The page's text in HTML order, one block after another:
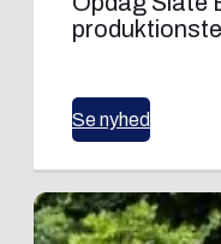
Se nyhed